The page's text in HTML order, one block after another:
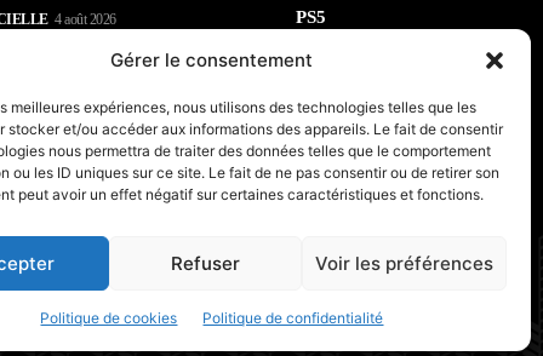
Gérer le consentement
meilleures expériences, nous utilisons des technologies telles que les
stocker et/ou accéder aux informations des appareils. Le fait de consentir
nous permettra de traiter des données telles que le comportement
ou les ID uniques sur ce site. Le fait de ne pas consentir ou de retirer son
peut avoir un effet négatif sur certaines caractéristiques et fonctions.
Refuser Voir les préférences
Politique de cookies Politique de confidentialité
4 août 2026
Play : 5 révélations sur la
qui arrive en 2026
la sécurité de Chrome : 5
sur le futur de votre
PS5
Switch
IA
Robotique
Espace
PC & Composants Gaming